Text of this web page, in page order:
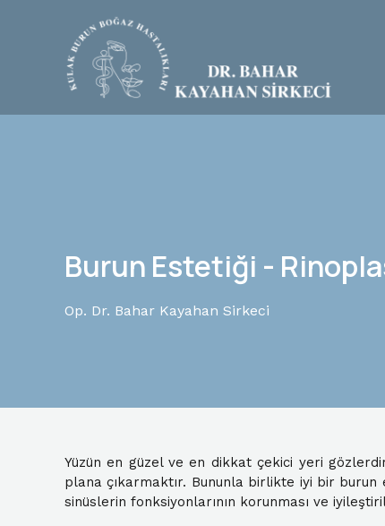
Burun Estetiği -
Op. Dr. Bahar Kayahan Sirkeci
Yüzün en güzel ve en dikkat çekici yeri
plana çıkarmaktır. Bununla birlikte iyi bir burun
sinüslerin fonksiyonlarının korunması ve